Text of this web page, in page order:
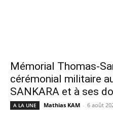
Mémorial Thomas-
cérémonial militaire
SANKARA et à ses
A LA UNE Mathias KAM - 6 août